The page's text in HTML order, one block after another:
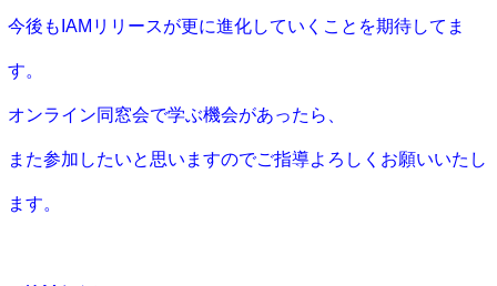
今後もIAMリリースが更に進化していくことを期待してま
す。
オンライン同窓会で学ぶ機会があったら、
また参加したいと思いま すのでご指導よろしくお願いいたし
ます。